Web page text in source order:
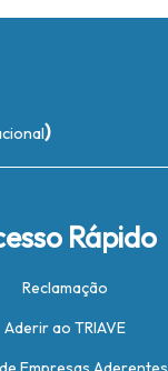
)
Rápido
Reclamação
Aderir ao TRIAVE